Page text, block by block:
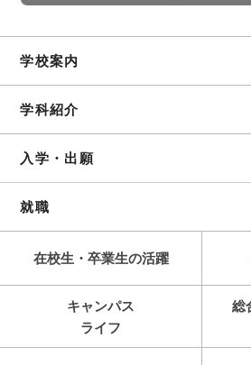
学校案内
学科紹介
入学・出願
就職
在校生・卒業生の活躍
キャンパス
ライフ
総